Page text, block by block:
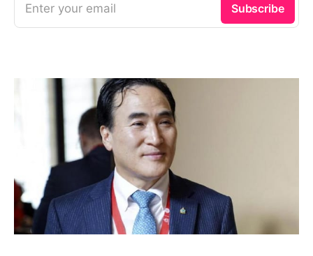
Enter your email Subscribe